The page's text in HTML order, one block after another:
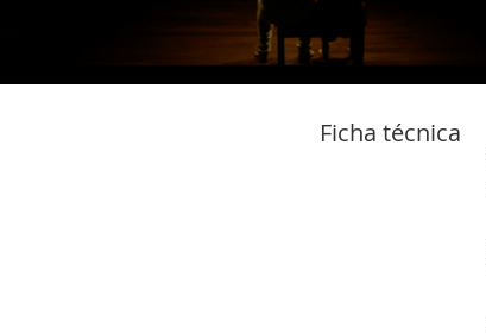
Ficha técnica